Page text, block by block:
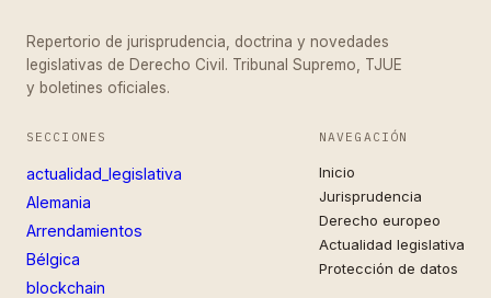
Repertorio de jurisprudencia, doctrina y novedades
legislativas de Derecho Civil. Tribunal Supremo, TJUE
y boletines oficiales.
SECCIONES
actualidad_legislativa
Alemania
Arrendamientos
Bélgica
blockchain
NAVEGACIÓN
Inicio
Jurisprudencia
Derecho europeo
Actualidad legislativa
Protección de datos